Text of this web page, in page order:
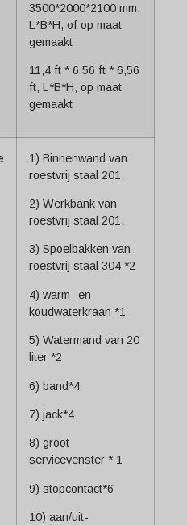
3500*2000*2100 mm,
L*B*H, of op maat
gemaakt
11,4 ft * 6,56 ft * 6,56
ft, L*B*H, op maat
gemaakt
1) Binnenwand van
roestvrij staal 201,
2) Werkbank van
roestvrij staal 201,
3) Spoelbakken van
roestvrij staal 304 *2
4) warm- en
koudwaterkraan *1
5) Watermand van 20
liter *2
6) band*4
7) jack*4
8) groot
servicevenster * 1
9) stopcontact*6
10) aan/uit-